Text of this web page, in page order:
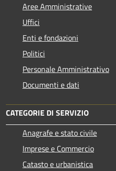
Aree Amministrative
Uffici
Enti e fondazioni
Politici
Personale Amministrativo
Documenti e dati
CATEGORIE DI SERVIZIO
Anagrafe e stato civile
Imprese e Commercio
Catasto e urbanistica